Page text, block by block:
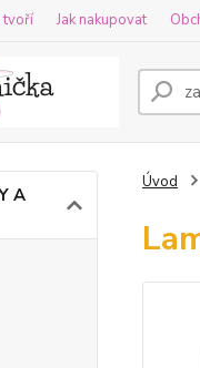
tvoří Jak nakupovat
A
Úvod